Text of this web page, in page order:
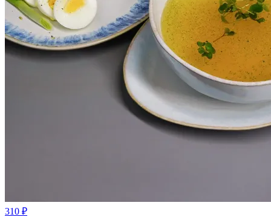
310 ₽